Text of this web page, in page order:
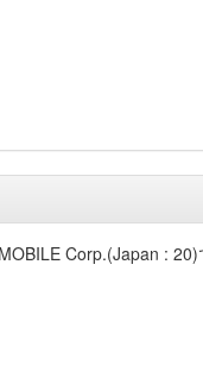
Corp.(Japan : 20)